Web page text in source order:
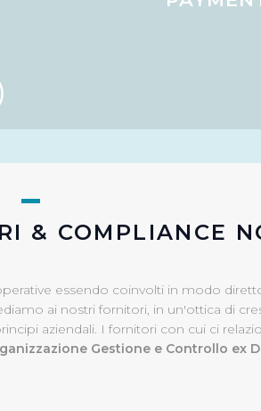
comporta il permanere delle
& COMPLIANCE
essendo coinvolti in modo
ai nostri fornitori, in un'ottica di
aziendali. I fornitori con cui ci
Gestione e Controllo ex